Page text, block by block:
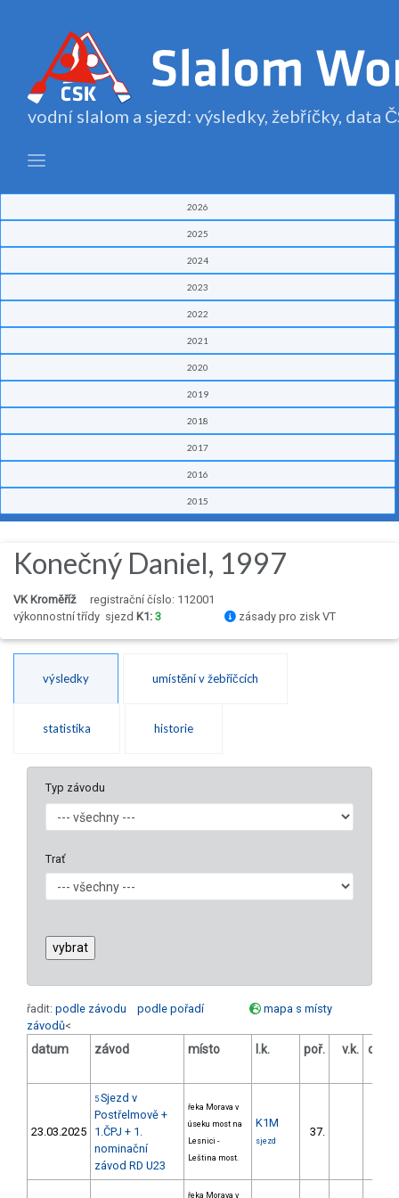
vodní slalom a sjezd: výsledky, žebříčky, data
2026
2025
2024
2023
2022
2021
2020
2019
2018
2017
2016
2015
Konečný Daniel, 1997
VK Kroměříž
registrační číslo: 112001
výkonnostní třídy sjezd K1: 3 zásady pro zisk VT
výsledky umístění v žebříčcích
statistika historie
Typ závodu
Trať
řadit: podle závodu podle pořadí
mapa s místy
závodů<
datum závod místo l.k. poř. v.k.
23.03.2025
5 Sjezd v
Postřelmově +
1.ČPJ + 1.
nominační
závod RD U23
řeka Morava v
úseku most na
Lesnici -
Leština most.
K1M
sjezd
37.
řeka Morava v